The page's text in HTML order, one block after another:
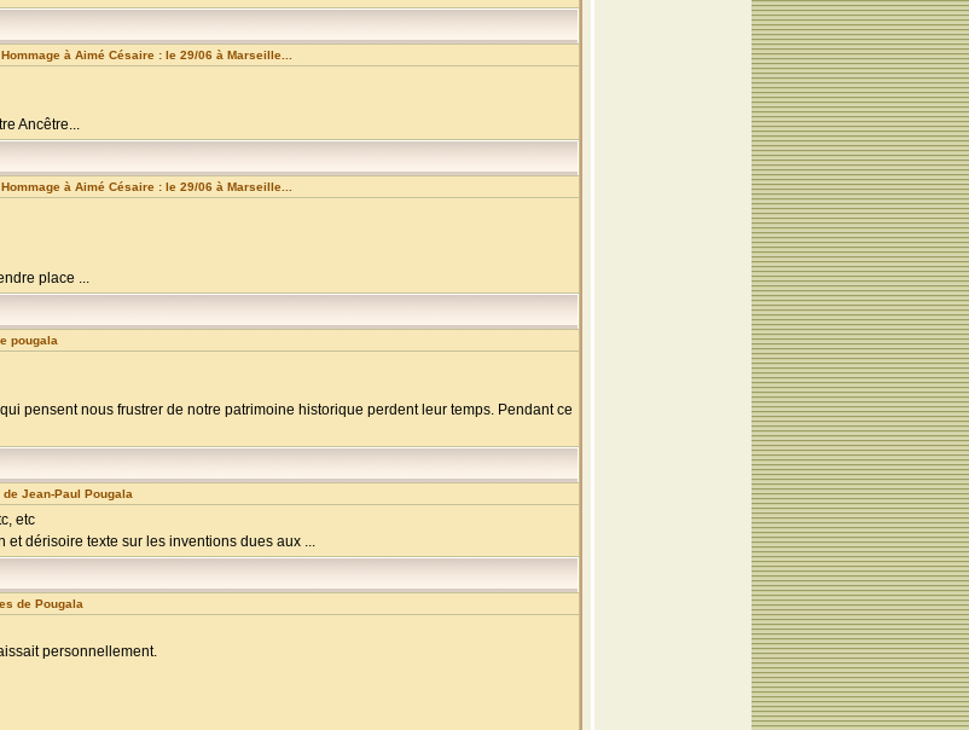
Hommage à Aimé Césaire : le 29/06 à Marseille...
Ancêtre...
Hommage à Aimé Césaire : le 29/06 à Marseille...
place ...
pougala
pensent nous frustrer de notre patrimoine historique perdent leur temps. Pendant ce
Jean-Paul Pougala
etc
dérisoire texte sur les inventions dues aux ...
de Pougala
personnellement.